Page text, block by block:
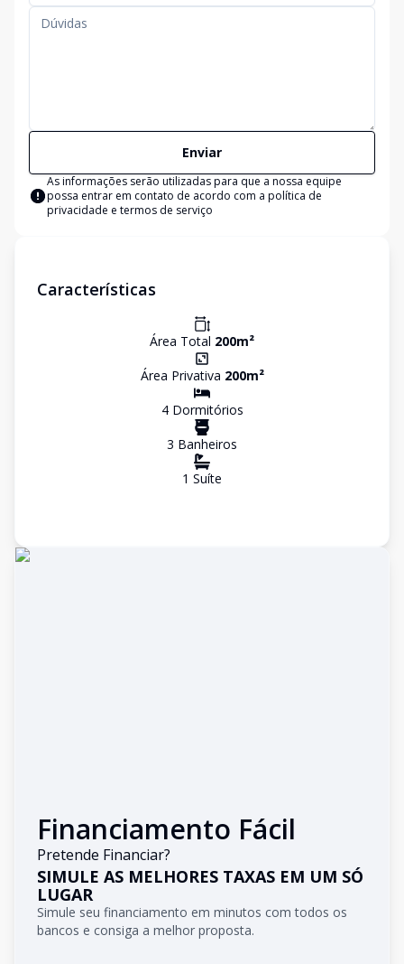
Enviar
As informações serão utilizadas para que a nossa equipe
possa entrar em contato de acordo com a política de
privacidade e termos de serviço
Características
Área Total 200m²
Área Privativa 200m²
4Dormitórios
3 Banheiros
1 Suíte
Financiamento Fácil
Pretende Financiar?
SIMULE AS MELHORES TAXAS EM UM SÓ
LUGAR
Simule seu financiamento em minutos com todos os
bancos e consiga a melhor proposta.